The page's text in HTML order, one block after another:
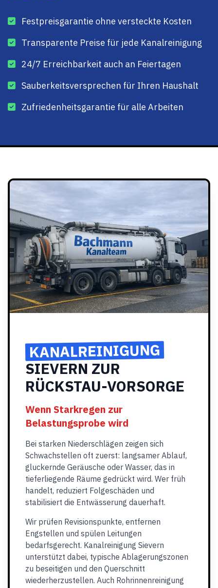
Festpreisgarantie ohne versteckte Kosten
Transparente Preise für jede Kanalreinigung
24/7 Erreichbarkeit auch an Feiertagen
Sauberkeitsversprechen für Ihren Haushalt
Zufriedenheitsgarantie für alle Arbeiten
KANALREINIGUNG
SIEVERN ZUR
RÜCKSTAU-VORSORGE
Wenn Starkregen zur
Belastungsprobe wird
Bei starken Niederschlägen zeigen sich
Schwachstellen oft zuerst: langsamer Ablauf,
gluckernde Geräusche oder Wasser, das in
tieferliegende Räume gedrückt wird. Wer früh
handelt, reduziert Folgeschäden und
stabilisiert die Entwässerung dauerhaft.
Wir prüfen Revisionspunkte, entfernen
Engstellen und spülen Leitungen
bedarfsgerecht. Kanalreinigung Sievern
unterstützt dabei, typische Ablagerungszonen
zu beseitigen und den Querschnitt
wiederherzustellen. Auch Rohrinnenreinigung